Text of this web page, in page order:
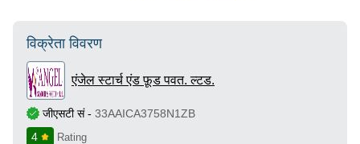
विक्रेता विवरण
एंजेल स्टार्च एंड फ़ूड पवत. ल्टड.
जीएसटी सं- 33AAICA3758N1ZB
4
Rating